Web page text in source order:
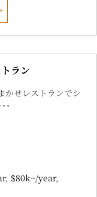
ラン
かせレストランでシ
･
$80k~/year